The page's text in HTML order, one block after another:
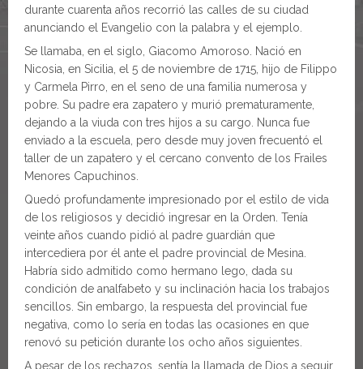
durante cuarenta años recorrió las calles de su ciudad
anunciando el Evangelio con la palabra y el ejemplo.
Se llamaba, en el siglo, Giacomo Amoroso. Nació en
Nicosia, en Sicilia, el 5 de noviembre de 1715, hijo de Filippo
y Carmela Pirro, en el seno de una familia numerosa y
pobre. Su padre era zapatero y murió prematuramente,
dejando a la viuda con tres hijos a su cargo. Nunca fue
enviado a la escuela, pero desde muy joven frecuentó el
taller de un zapatero y el cercano convento de los Frailes
Menores Capuchinos.
Quedó profundamente impresionado por el estilo de vida
de los religiosos y decidió ingresar en la Orden. Tenía
veinte años cuando pidió al padre guardián que
intercediera por él ante el padre provincial de Mesina.
Habría sido admitido como hermano lego, dada su
condición de analfabeto y su inclinación hacia los trabajos
sencillos. Sin embargo, la respuesta del provincial fue
negativa, como lo sería en todas las ocasiones en que
renovó su petición durante los ocho años siguientes.
A pesar de los rechazos, sentía la llamada de Dios a seguir